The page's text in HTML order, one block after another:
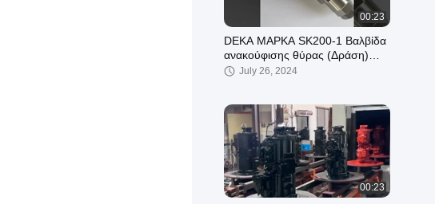
00:23
DEKA ΜΑΡΚΑ SK200-1 Βαλβίδα
ανακούφισης θύρας (Δράση)
ΕΡΓΟΣΤΑΣΙΑΚΗ ΤΙΜΗ
July 26, 2024
00:23